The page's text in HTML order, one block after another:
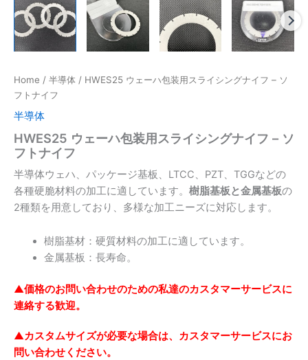
Home / 半導体 / HWES25 ウェーハ包装用スライシングナイフ – ソ
フトナイフ
半導体
HWES25 ウェーハ包装用スライシングナイフ – ソ
フトナイフ
半導体ウェハ、パッケージ基板、LTCC、PZT、TGGなどの
各種硬脆材料の加工に適しています。 樹脂基板と金属基板の
2種類を用意しており、多様な加工ニーズに対応します。
樹脂基材： 硬質材料の加工に適しています。
金属基板：長寿命。
▲価格のお問い合わせのための私達のカスタマーサービスに
連絡する歓迎。
▲カスタムサイズが必要な場合は、カスタマーサービスにお
問い合わせください。